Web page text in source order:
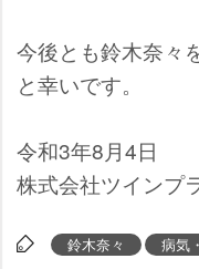
今後とも鈴木奈々
と幸いです。
令和3年8月4日
株式会社ツインプ
鈴木奈々 病気